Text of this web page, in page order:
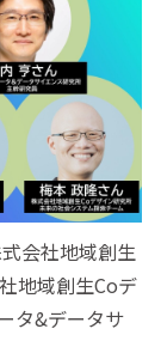
会社地域創生
地域創生Coデ
タ&データサ